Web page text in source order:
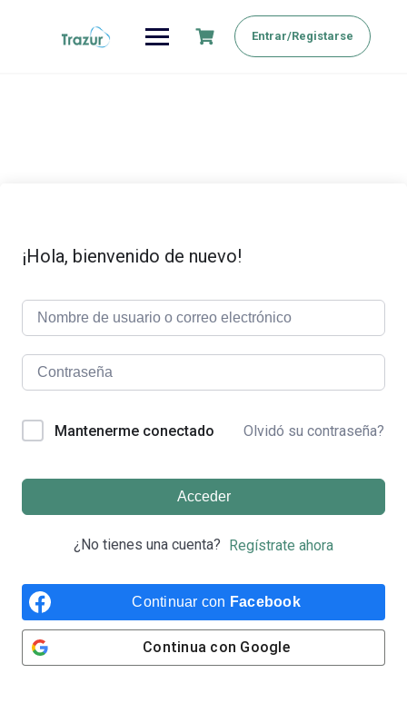
Entrar/Registarse
¡Hola, bienvenido de nuevo!
Mantenerme conectado Olvidó su contraseña?
Acceder
¿No tienes una cuenta? Regístrate ahora
Continuar con Facebook
Continua con Google